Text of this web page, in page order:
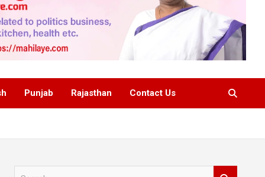
Punjab Rajasthan Contact Us